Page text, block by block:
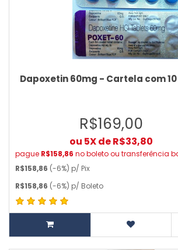
Dapoxetin 60mg - Cartela com
R$169,00
ou 5X de R$33,80
pague R$158,86 no boleto ou transferência
R$158,86 (-6%) p/ Pix
R$158,86 (-6%) p/ Boleto